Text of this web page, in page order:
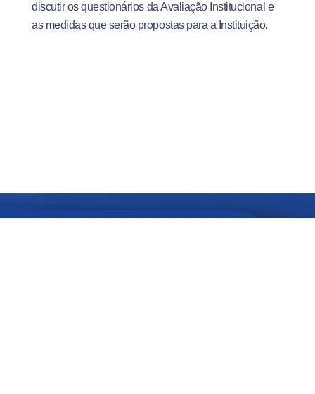
discutir os questionários da Avaliação Institucional e
as medidas que serão propostas para a Instituição.